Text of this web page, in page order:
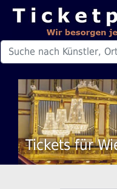
Tickets für